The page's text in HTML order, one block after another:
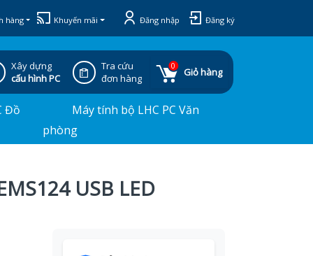
hàng Khuyến mãi Đăng nhập Đăng ký
Xây dựng
cấu hình PC
Tra cứu
đơn hàng
0
Giỏ hàng
Đồ
Máy tính bộ LHC PC Văn
phòng
USB LED